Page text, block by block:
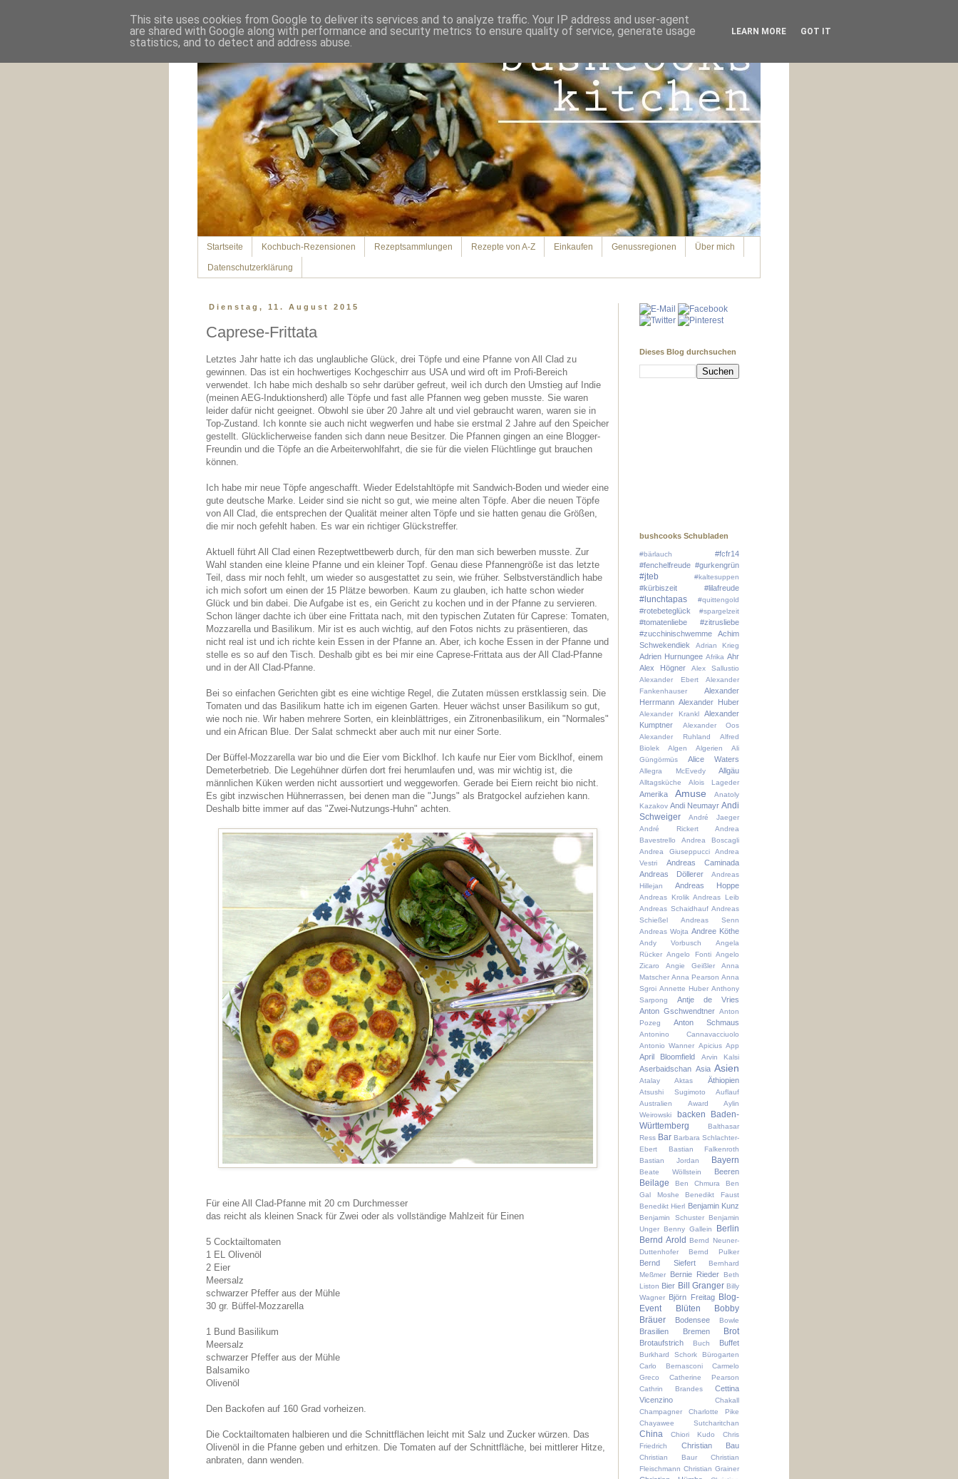
Startseite Kochbuch-Rezensionen Rezeptsammlungen Rezepte von A-Z Einkaufen Genussregionen Über mich
Datenschutzerklärung
Dienstag, 11. August 2015
Caprese-Frittata
Letztes Jahr hatte ich das unglaubliche Glück, drei Töpfe und eine Pfanne von All Clad zu
gewinnen. Das ist ein hochwertiges Kochgeschirr aus USA und wird oft im Profi-Bereich
verwendet. Ich habe mich deshalb so sehr darüber gefreut, weil ich durch den Umstieg auf Indie
(meinen AEG-Induktionsherd) alle Töpfe und fast alle Pfannen weg geben musste. Sie waren
leider dafür nicht geeignet. Obwohl sie über 20 Jahre alt und viel gebraucht waren, waren sie in
Top-Zustand. Ich konnte sie auch nicht wegwerfen und habe sie erstmal 2 Jahre auf den Speicher
gestellt. Glücklicherweise fanden sich dann neue Besitzer. Die Pfannen gingen an eine Blogger-
Freundin und die Töpfe an die Arbeiterwohlfahrt, die sie für die vielen Flüchtlinge gut brauchen
können.
Ich habe mir neue Töpfe angeschafft. Wieder Edelstahltöpfe mit Sandwich-Boden und wieder eine
gute deutsche Marke. Leider sind sie nicht so gut, wie meine alten Töpfe. Aber die neuen Töpfe
von All Clad, die entsprechen der Qualität meiner alten Töpfe und sie hatten genau die Größen,
die mir noch gefehlt haben. Es war ein richtiger Glückstreffer.
Aktuell führt All Clad einen Rezeptwettbewerb durch, für den man sich bewerben musste. Zur
Wahl standen eine kleine Pfanne und ein kleiner Topf. Genau diese Pfannengröße ist das letzte
Teil, dass mir noch fehlt, um wieder so ausgestattet zu sein, wie früher. Selbstverständlich habe
ich mich sofort um einen der 15 Plätze beworben. Kaum zu glauben, ich hatte schon wieder
Glück und bin dabei. Die Aufgabe ist es, ein Gericht zu kochen und in der Pfanne zu servieren.
Schon länger dachte ich über eine Frittata nach, mit den typischen Zutaten für Caprese: Tomaten,
Mozzarella und Basilikum. Mir ist es auch wichtig, auf den Fotos nichts zu präsentieren, das
nicht real ist und ich richte kein Essen in der Pfanne an. Aber, ich koche Essen in der Pfanne und
stelle es so auf den Tisch. Deshalb gibt es bei mir eine Caprese-Frittata aus der All Clad-Pfanne
und in der All Clad-Pfanne.
Bei so einfachen Gerichten gibt es eine wichtige Regel, die Zutaten müssen erstklassig sein. Die
Tomaten und das Basilikum hatte ich im eigenen Garten. Heuer wächst unser Basilikum so gut,
wie noch nie. Wir haben mehrere Sorten, ein kleinblättriges, ein Zitronenbasilikum, ein "Normales"
und ein African Blue. Der Salat schmeckt aber auch mit nur einer Sorte.
Der Büffel-Mozzarella war bio und die Eier vom Bicklhof. Ich kaufe nur Eier vom Bicklhof, einem
Demeterbetrieb. Die Legehühner dürfen dort frei herumlaufen und, was mir wichtig ist, die
männlichen Küken werden nicht aussortiert und weggeworfen. Gerade bei Eiern reicht bio nicht.
Es gibt inzwischen Hühnerrassen, bei denen man die "Jungs" als Bratgockel aufziehen kann.
Deshalb bitte immer auf das "Zwei-Nutzungs-Huhn" achten.
Für eine All Clad-Pfanne mit 20 cm Durchmesser
das reicht als kleinen Snack für Zwei oder als vollständige Mahlzeit für Einen
5 Cocktailtomaten
1 EL Olivenöl
2 Eier
Meersalz
schwarzer Pfeffer aus der Mühle
30 gr. Büffel-Mozzarella
1 Bund Basilikum
Meersalz
schwarzer Pfeffer aus der Mühle
Balsamiko
Olivenöl
Den Backofen auf 160 Grad vorheizen.
Die Cocktailtomaten halbieren und die Schnittflächen leicht mit Salz und Zucker würzen. Das
Olivenöl in die Pfanne geben und erhitzen. Die Tomaten auf der Schnittfläche, bei mittlerer Hitze,
anbraten, dann wenden.
Dieses Blog durchsuchen
bushcooks Schubladen
#bärlauch
#fcfr14
#fenchelfreude #gurkengrün
#jteb #kaltesuppen
#kürbiszeit #lilafreude
#lunchtapas #quittengold
#rotebeteglück #spargelzeit
#tomatenliebe
#zitrusliebe
#zucchinischwemme
Achim
Schwekendiek
Adrian Krieg
Adrien Hurnungee Afrika Ahr
Alex Högner
Alex Sallustio
Alexander Ebert
Alexander
Fankenhauser
Alexander
Herrmann Alexander Huber
Alexander Krankl
Alexander
Kumptner
Alexander Oos
Alexander Ruhland
Alfred
Biolek
Algen Algerien
Ali
Güngörmüs
Alice Waters
Allegra McEvedy Allgäu
Alltagsküche Alois Lageder
Amerika Amuse
Anatoly
Kazakov Andi Neumayr Andi
Schweiger
André Jaeger
André Rickert
Andrea
Bavestrello
Andrea Boscagli
Andrea Giuseppucci
Andrea
Vestri
Andreas Caminada
Andreas Döllerer
Andreas
Hillejan
Andreas Hoppe
Andreas Krolik Andreas Leib
Andreas Schaidhauf Andreas
Schießel
Andreas Senn
Andreas Wojta Andree Köthe
Andy Vorbusch
Angela
Rücker Angelo Fonti Angelo
Zicaro
Angie Geißler
Anna
Matscher Anna Pearson Anna
Sgroi Annette Huber Anthony
Sarpong
Antje de Vries
Anton Gschwendtner Anton
Pozeg
Anton Schmaus
Antonino Cannavacciuolo
Antonio Wanner Apicius App
April Bloomfield Arvin Kalsi
Aserbaidschan Asia Asien
Atalay Aktas Äthiopien
Atsushi Sugimoto
Auflauf
Australien
Award
Aylin
Weirowski
backen
Baden-
Württemberg
Balthasar
Ress Bar Barbara Schlachter-
Ebert
Bastian Falkenroth
Bastian Jordan
Bayern
Beate Wöllstein Beeren
Beilage Ben Chmura
Ben
Gal Moshe
Benedikt Faust
Benedikt Hierl Benjamin Kunz
Benjamin Schuster
Benjamin
Unger
Benny Gallein
Berlin
Bernd Arold Bernd Neuner-
Duttenhofer
Bernd Pulker
Bernd Siefert
Bernhard
Meßmer
Bernie Rieder
Beth
Liston Bier Bill Granger Billy
Wagner Björn Freitag Blog-
Event
Blüten
Bobby
Bräuer
Bodensee Bowle
Brasilien Bremen Brot
Brotaufstrich Buch Buffet
Burkhard Schork
Bürogarten
Carlo Bernasconi
Carmelo
Greco
Catherine Pearson
Cathrin Brandes
Cettina
Vicenzino
Chakall
Champagner
Charlotte Pike
Chayawee Sutcharitchan
China Chiori Kudo
Chris
Friedrich
Christian Bau
Christian Baur
Christian
Fleischmann Christian Grainer
This site uses cookies from Google to deliver its services and to analyze traffic. Your IP address and user-agent
are shared with Google along with performance and security metrics to ensure quality of service, generate usage
statistics, and to detect and address abuse.
LEARN MORE GOT IT